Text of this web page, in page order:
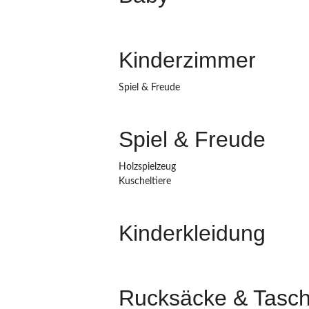
Kinderzimmer
Spiel & Freude
Spiel & Freude
Holzspielzeug
Kuscheltiere
Kinderkleidung
Rucksäcke &